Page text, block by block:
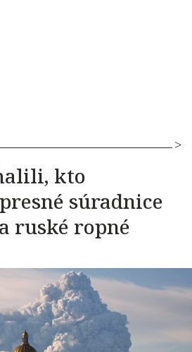
kto
súradnice
ruské ropné